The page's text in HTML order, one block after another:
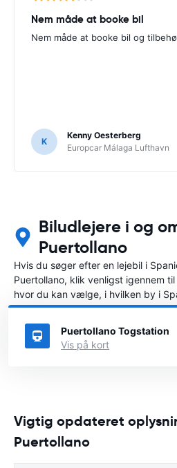
Nem måde at booke bil
Nem måde at booke bil og
K
Kenny Oesterberg
Europcar Málaga Lufthavn
Biludlejere i og
Puertollano
Hvis du søger efter en lejebil i
Puertollano, klik venligst igennem til
hvor du kan vælge, i hvilken by i
bil.
Puertollano Togstation
Vis på kort
Vigtig opdateret
Puertollano